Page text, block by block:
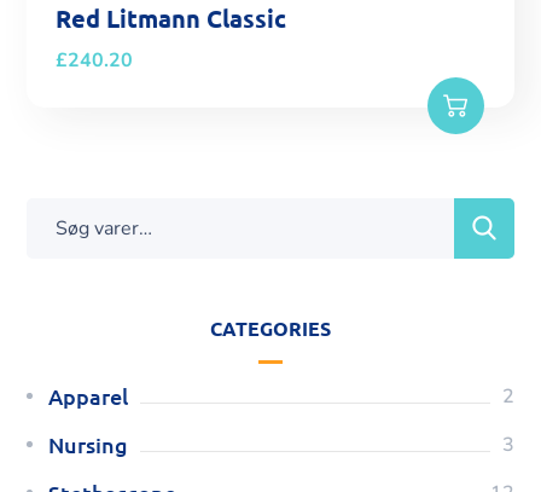
Red Litmann Classic
£240.20
CATEGORIES
Apparel 2
Nursing 3